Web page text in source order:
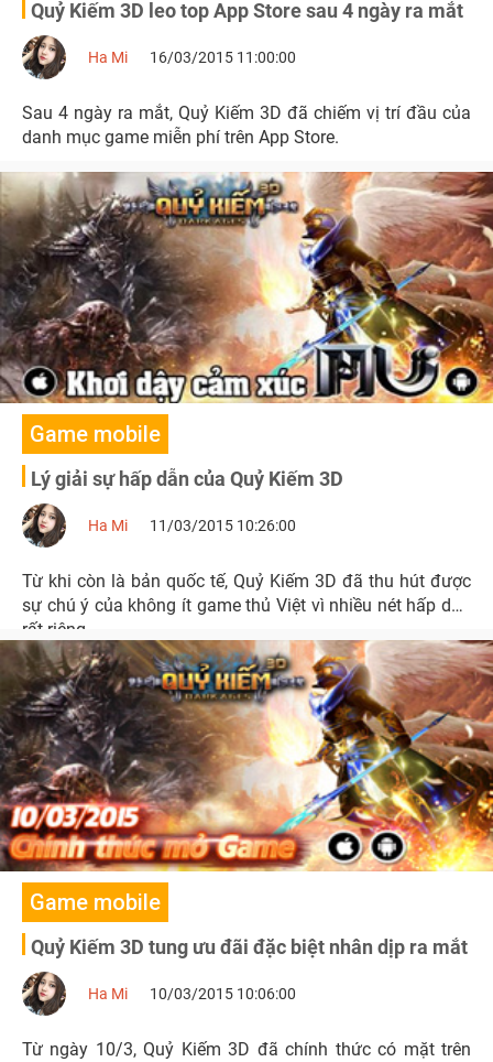
Quỷ Kiếm 3D leo top App Store sau 4 ngày ra mắt
Ha Mi 16/03/2015 11:00:00
Sau 4 ngày ra mắt, Quỷ Kiếm 3D đã chiếm vị trí đầu của
danh mục game miễn phí trên App Store.
Game mobile
Lý giải sự hấp dẫn của Quỷ Kiếm 3D
Ha Mi 11/03/2015 10:26:00
Từ khi còn là bản quốc tế, Quỷ Kiếm 3D đã thu hút được
sự chú ý của không ít game thủ Việt vì nhiều nét hấp dẫn
rất riêng.
Game mobile
Quỷ Kiếm 3D tung ưu đãi đặc biệt nhân dịp ra mắt
Ha Mi 10/03/2015 10:06:00
Từ ngày 10/3, Quỷ Kiếm 3D đã chính thức có mặt trên